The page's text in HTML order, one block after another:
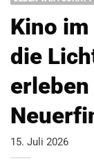
Kino
die
15. Juli 2026